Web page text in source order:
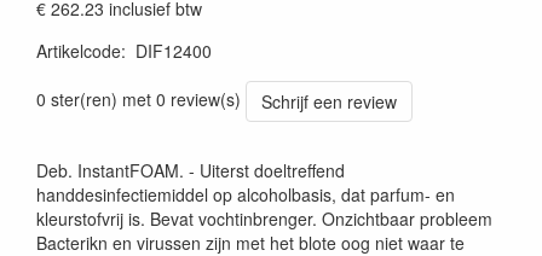
€ 262.23 inclusief btw
Artikelcode: DIF12400
0 ster(ren) met 0 review(s)
Schrijf een review
Deb. InstantFOAM. - Uiterst doeltreffend
handdesinfectiemiddel op alcoholbasis, dat parfum- en
kleurstofvrij is. Bevat vochtinbrenger. Onzichtbaar probleem
Bacterikn en virussen zijn met het blote oog niet waar te